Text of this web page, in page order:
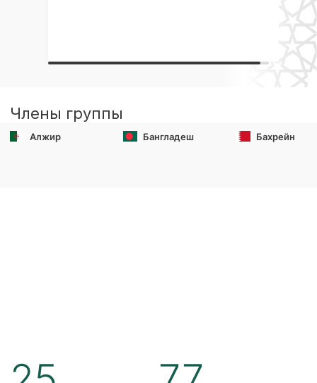
Члены группы
Алжир Бангладеш Бахрейн